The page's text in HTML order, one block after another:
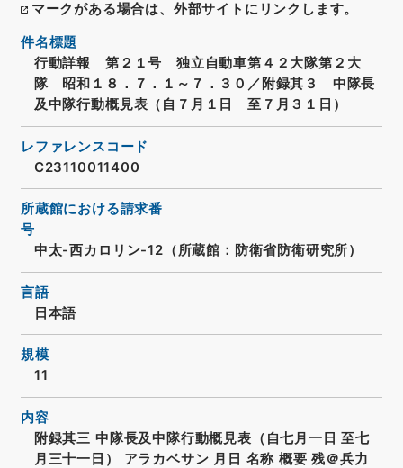
マークがある場合は、外部サイトにリンクします。
件名標題
行動詳報 第２１号 独立自動車第４２大隊第２大
隊 昭和１８．７．１～７．３０／附録其３ 中隊長
及中隊行動概見表（自７月１日 至７月３１日）
レファレンスコード
C23110011400
所蔵館における請求番
号
中太-西カロリン-12（所蔵館：防衛省防衛研究所）
言語
日本語
規模
11
内容
附録其三 中隊長及中隊行動概見表（自七月一日 至七
月三十一日） アラカベサン 月日 名称 概要 残＠兵力